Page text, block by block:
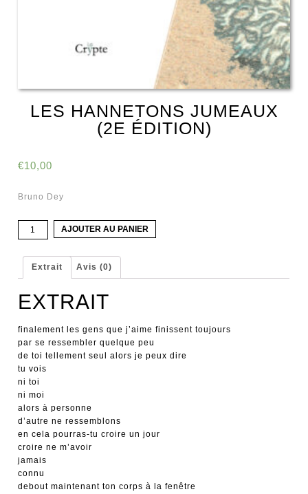
LES HANNETONS JUMEAUX
(2E ÉDITION)
€10,00
Bruno Dey
quantité
de
Hannetons
jumeaux
édition)
AJOUTER AU PANIER
Extrait Avis (0)
EXTRAIT
finalement les gens que j’aime finissent toujours
par se ressembler quelque peu
de toi tellement seul alors je peux dire
tu vois
ni toi
ni moi
alors à personne
d’autre ne ressemblons
en cela pourras-tu croire un jour
croire ne m’avoir
jamais
connu
debout maintenant ton corps à la fenêtre